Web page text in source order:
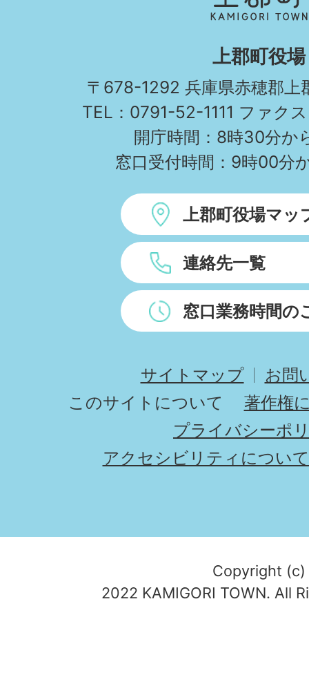
町
KAMIGORI
TOWN
上郡町役場
〒678-1292 兵庫県赤穂郡上
TEL：0791-52-1111 ファク
開庁時間：8時30分か
窓口受付時間：9時00分
上郡町役場マッ
連絡先一覧
窓口業務時間の
サイトマップ
お問
このサイトについて
著作権
プライバシーポ
アクセシビリティについて
Copyright (c)
2022 KAMIGORI TOWN. All